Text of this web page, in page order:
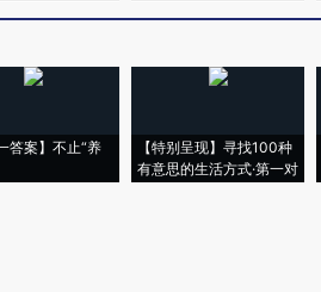
答案】不止“养
【特别呈现】寻找100种
有意思的生活方式·第一对